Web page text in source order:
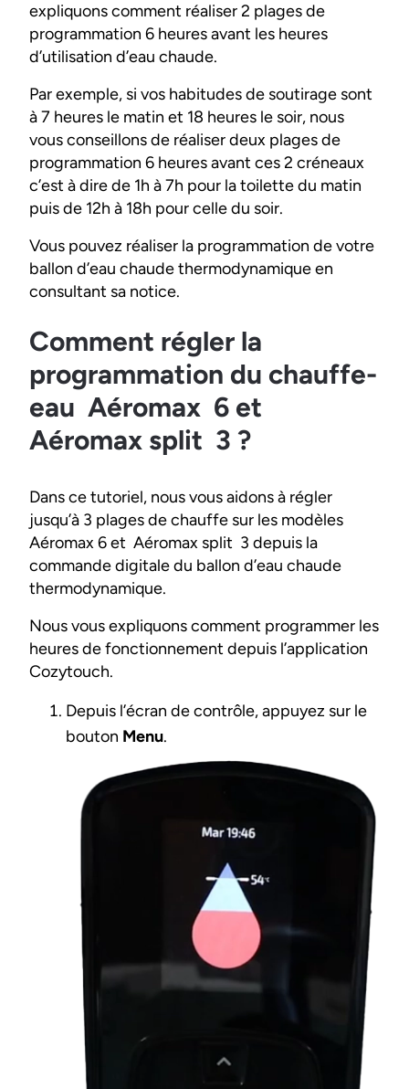
expliquons comment réaliser 2 plages de
programmation 6 heures avant les heures
d’utilisation d’eau chaude.
Par exemple, si vos habitudes de soutirage sont
à 7 heures le matin et 18 heures le soir, nous
vous conseillons de réaliser deux plages de
programmation 6 heures avant ces 2 créneaux
c’est à dire de 1h à 7h pour la toilette du matin
puis de 12h à 18h pour celle du soir.
Vous pouvez réaliser la programmation de votre
ballon d’eau chaude thermodynamique en
consultant sa notice.
Comment régler la
programmation du chauffe-
eau Aéromax 6 et
Aéromax split 3 ?
Dans ce tutoriel, nous vous aidons à régler
jusqu’à 3 plages de chauffe sur les modèles
Aéromax 6 et Aéromax split 3 depuis la
commande digitale du ballon d’eau chaude
thermodynamique.
Nous vous expliquons comment programmer les
heures de fonctionnement depuis l’application
Cozytouch.
Depuis l’écran de contrôle, appuyez sur le
bouton Menu.